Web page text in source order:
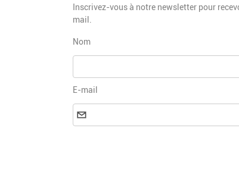
Inscrivez-vous à notre newsletter pour
mail.
Nom
E-mail